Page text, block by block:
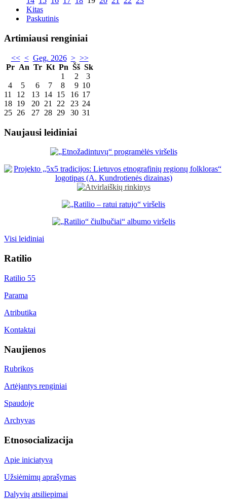
Kitas
Paskutinis
Artimiausi renginiai
<< < Geg. 2026 > >>
Pr An Tr Kt Pn Šš Sk
1
2
3
4
5 6 7 8 9 10
11
12 13 14 15 16 17
18 19 20 21 22 23 24
25 26 27 28 29 30 31
Naujausi leidiniai
Visi leidiniai
Ratilio
Ratilio 55
Parama
Atributika
Kontaktai
Naujienos
Rubrikos
Artėjantys renginiai
Spaudoje
Archyvas
Etnosocializacija
Apie iniciatyvą
Užsiėmimų aprašymas
Dalyvių atsiliepimai